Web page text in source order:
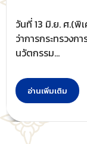
วันที่ 13 มิ.ย. ศ.(พิ
ว่าการกระทรวงก
นวัตกรรม...
อ่านเพิ่มเติม